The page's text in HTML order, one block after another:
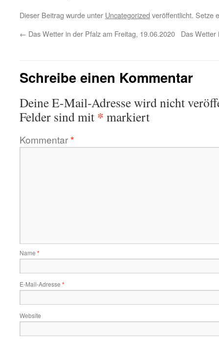
Dieser Beitrag wurde unter Uncategorized veröffentlicht. Setze
← Das Wetter in der Pfalz am Freitag, 19.06.2020 Das Wetter
Schreibe einen Kommentar
Deine E-Mail-Adresse wird nicht
Felder sind mit * markiert
Kommentar*
Name *
E-Mail-Adresse *
Website